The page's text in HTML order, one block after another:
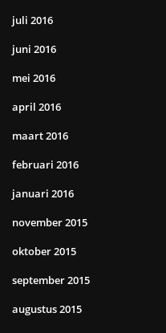
juli 2016
juni 2016
mei 2016
april 2016
maart 2016
februari 2016
januari 2016
november 2015
oktober 2015
september 2015
augustus 2015